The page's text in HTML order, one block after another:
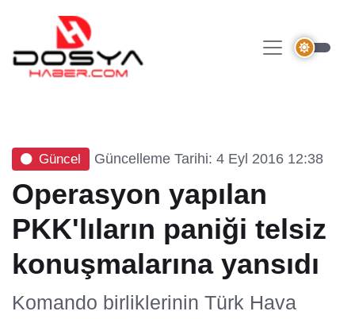
Güncel Güncelleme Tarihi: 4 Eyl 2016 12:38
Operasyon yapılan
PKK'lıların paniği telsiz
konuşmalarına yansıdı
Komando birliklerinin Türk Hava